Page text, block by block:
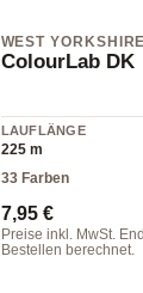
WEST
ColourLab DK
LAUFLÄNGE
225 m
33 Farben
Regulärer Preis:
7,95 €
Preise inkl. MwSt.
Bestellen berechnet.